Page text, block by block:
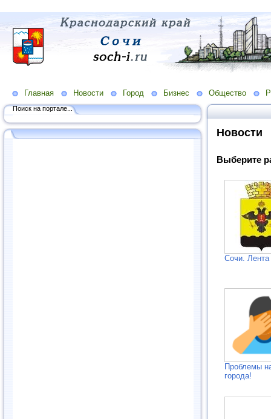
Главная Новости Город Бизнес Общество
Поиск на портале...
Новости
Выберите
Сочи. Лента
Проблемы
города!